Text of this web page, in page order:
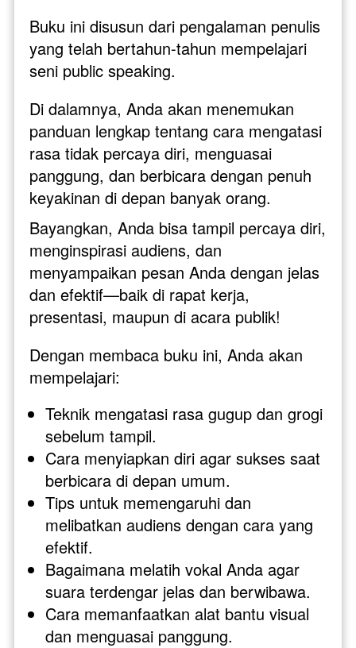
Buku ini disusun dari pengalaman penulis
yang telah bertahun-tahun mempelajari
seni public speaking.
Di dalamnya, Anda akan menemukan
panduan lengkap tentang cara mengatasi
rasa tidak percaya diri, menguasai
panggung, dan berbicara dengan penuh
keyakinan di depan banyak orang.
Bayangkan, Anda bisa tampil percaya diri,
menginspirasi audiens, dan
menyampaikan pesan Anda dengan jelas
dan efektif—baik di rapat kerja,
presentasi, maupun di acara publik!
Dengan membaca buku ini, Anda akan
mempelajari:
Teknik mengatasi rasa gugup dan grogi
sebelum tampil.
Cara menyiapkan diri agar sukses saat
berbicara di depan umum.
Tips untuk memengaruhi dan
melibatkan audiens dengan cara yang
efektif.
Bagaimana melatih vokal Anda agar
suara terdengar jelas dan berwibawa.
Cara memanfaatkan alat bantu visual
dan menguasai panggung.